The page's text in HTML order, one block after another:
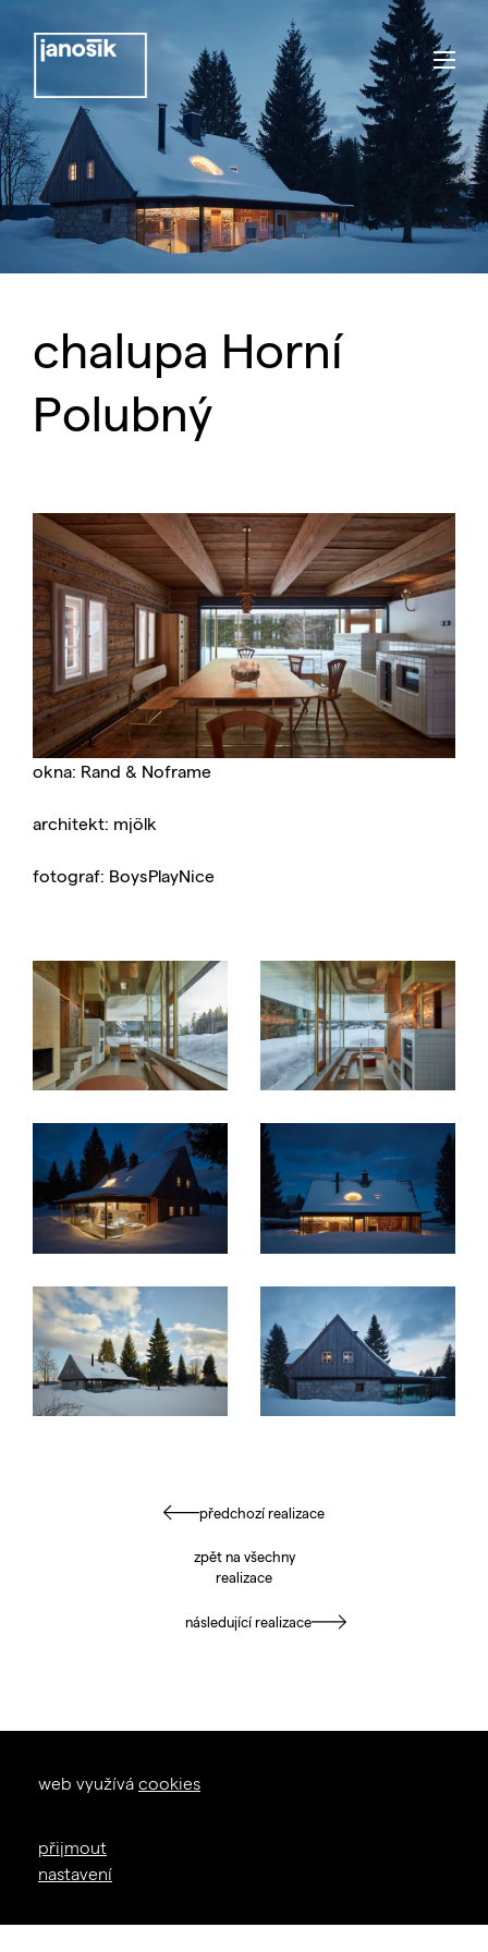
chalupa Horní
Polubný
okna: Rand & Noframe
architekt: mjölk
fotograf: BoysPlayNice
předchozí realizace
zpět na všechny
realizace
následující realizace
web využívá cookies
přijmout
nastavení